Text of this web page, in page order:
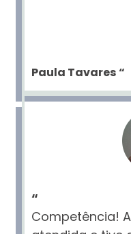
Paula Tavares“
“
Competência!